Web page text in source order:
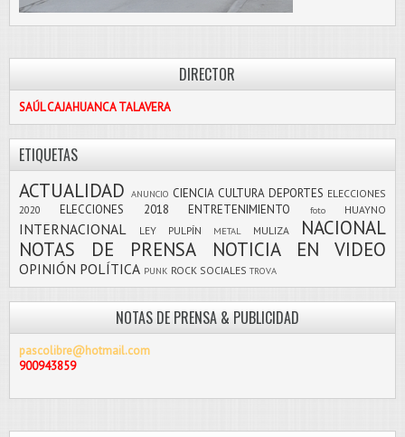
DIRECTOR
SAÚL CAJAHUANCA TALAVERA
ETIQUETAS
ACTUALIDAD ANUNCIO CIENCIA CULTURA DEPORTES ELECCIONES
2020
ELECCIONES 2018 ENTRETENIMIENTO foto HUAYNO
INTERNACIONAL LEY PULPÍN METAL MULIZA
NACIONAL
NOTAS DE PRENSA
NOTICIA EN VIDEO
OPINIÓN POLÍTICA PUNK ROCK SOCIALES TROVA
NOTAS DE PRENSA & PUBLICIDAD
pascolibre@hotmail.com
900943859